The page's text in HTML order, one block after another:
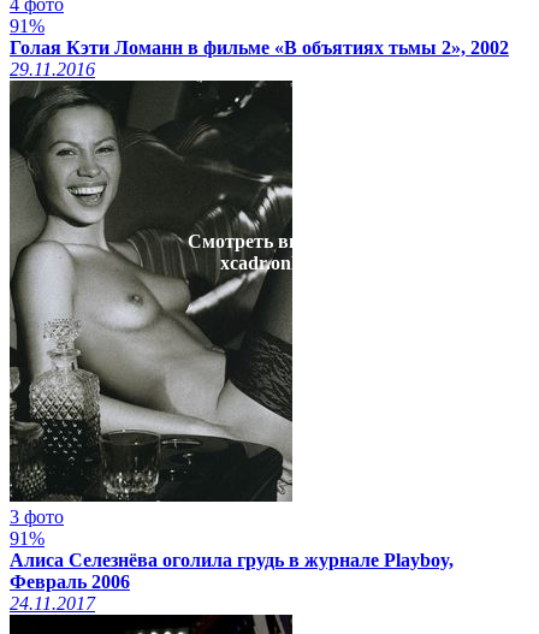
Смотреть видео на
xcadr.online
91%
Голая Кэти Ломанн в фильме «В объятиях тьмы 2», 2002
29.11.2016
3 фото
91%
Алиса Селезнёва оголила грудь в журнале Playboy,
Февраль 2006
24.11.2017